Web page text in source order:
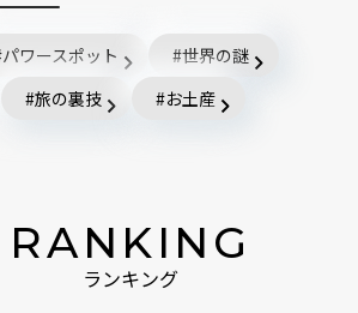
パワースポット
世界の謎
旅の裏技
お土産
RANKING
ランキング